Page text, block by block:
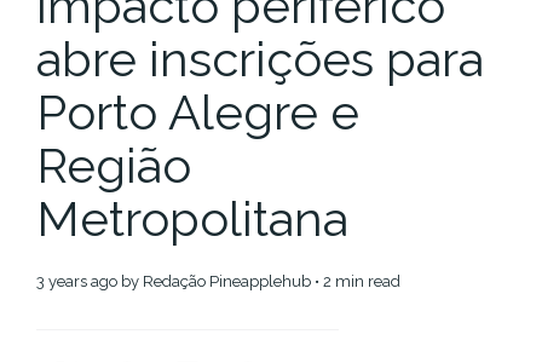
abre inscrições para
Porto Alegre e
Região
Metropolitana
3 years ago by Redação Pineapplehub • 2 min read